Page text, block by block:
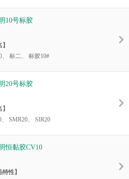
各种密封圈；医用手套、输血管；日常
所用的胶鞋、雨衣、暖水袋以及高科技
标一，是民营橡胶的传统产品正品是以
工艺加工而成。该产品民营加工厂一般
家标准承诺质量，但由于原料上乘，产
品种。性能较稳定，杂质di。
10号标胶
、 标二、 标胶10#
丝、胶杯胶、胶线、小胶团等原料加工
二原料中较好的挑选出来生产市场价值
标一，造成该产品的实际产量不多。质
20号标胶
、 SMR20、 SIR20
胶20，主要用于轮胎行业，杂质较5号
恒黏胶CV10
特性】